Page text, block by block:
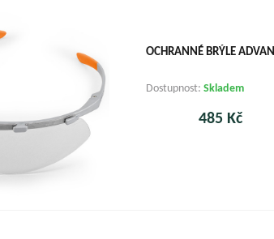
OCHRANNÉ BRÝLE
Dostupnost: Skladem
485 Kč